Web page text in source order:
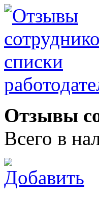
Отзывы
Всего в